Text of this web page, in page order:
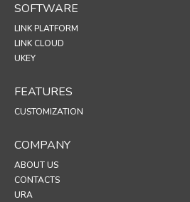
SOFTWARE
LINK PLATFORM
LINK CLOUD
UKEY
FEATURES
CUSTOMIZATION
COMPANY
ABOUT US
CONTACTS
URA